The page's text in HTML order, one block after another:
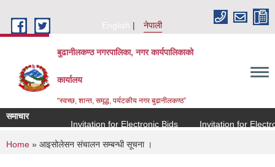
English
नेपाली
बुढानीलकण्ठ नगरपालिका, नगर कार्यपालिकाको
कार्यालय
“स्वच्छ, शान्त, समृद्ध, पर्यटकीय नगर बुढानीलकण्ठ”
समाचार
Invitation for Electronic Bids
Invitation for
You are here
Home » आइसोलेसन संचालन सम्बन्धी सूचना ।